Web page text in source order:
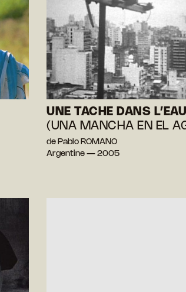
UNE TACHE DANS L’EAU
(UNA MANCHA EN EL
de Pablo ROMANO
Argentine — 2005